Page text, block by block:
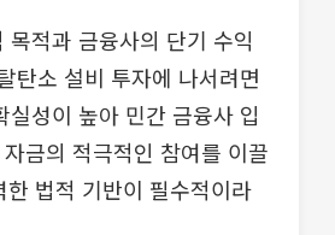
적과 금융사의 단기 수익
탄소 설비 투자에 나서려면
성이 높아 민간 금융사 입
금의 적극적인 참여를 이끌
법적 기반이 필수적이라